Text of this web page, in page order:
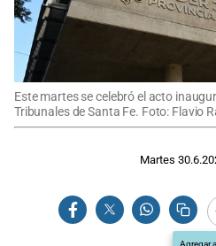
Este martes se celebró el acto
Tribunales de Santa Fe. Foto: Flavio
Martes
Agregar